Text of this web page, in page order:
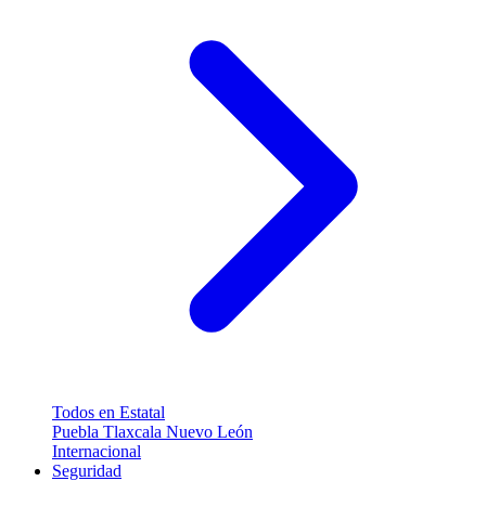
Todos en Estatal
Puebla Tlaxcala Nuevo León
Internacional
Seguridad